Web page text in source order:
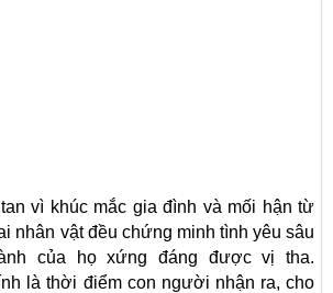
vì khúc mắc gia đình và mối hận từ
nhân vật đều chứng minh tình yêu sâu
của họ xứng đáng được vị tha.
là thời điểm con người nhận ra, cho